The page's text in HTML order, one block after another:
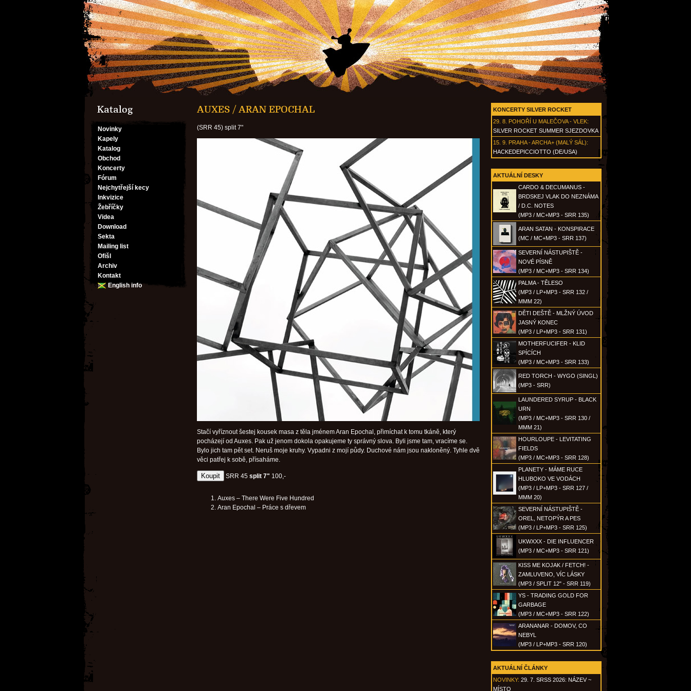
Katalog
Novinky
Kapely
Katalog
Obchod
Koncerty
Fórum
Nejchytřejší kecy
Inkvizice
Žebříčky
Videa
Download
Sekta
Mailing list
Ofišl
Archiv
Kontakt
English info
KONCERTY SILVER ROCKET
29. 8. POHOŘÍ U MALEČOVA - VLEK:
SILVER ROCKET SUMMER SJEZDOVKA
15. 9. PRAHA - ARCHA+ (MALÝ SÁL):
HACKEDEPICCIOTTO (DE/USA)
AKTUÁLNÍ DESKY
CARDO & DECUMANUS -
BRDSKEJ VLAK DO NEZNÁMA
/ D.C. NOTES
(MP3 / MC+MP3 - SRR 135)
ARAN SATAN - KONSPIRACE
(MC / MC+MP3 - SRR 137)
SEVERNÍ NÁSTUPIŠTĚ -
NOVÉ PÍSNĚ
(MP3 / MC+MP3 - SRR 134)
PALMA - TĚLESO
(MP3 / LP+MP3 - SRR 132 /
MMM 22)
DĚTI DEŠTĚ - MLŽNÝ ÚVOD
JASNÝ KONEC
(MP3 / LP+MP3 - SRR 131)
MOTHERFUCIFER - KLID
SPÍCÍCH
(MP3 / MC+MP3 - SRR 133)
RED TORCH - WYGO (SINGL)
(MP3 - SRR)
LAUNDERED SYRUP - BLACK
URN
(MP3 / MC+MP3 - SRR 130 /
MMM 21)
HOURLOUPE - LEVITATING
FIELDS
(MP3 / MC+MP3 - SRR 128)
PLANETY - MÁME RUCE
HLUBOKO VE VODÁCH
(MP3 / LP+MP3 - SRR 127 /
MMM 20)
SEVERNÍ NÁSTUPIŠTĚ -
OREL, NETOPÝR A PES
(MP3 / LP+MP3 - SRR 125)
UKWXXX - DIE INFLUENCER
(MP3 / MC+MP3 - SRR 121)
KISS ME KOJAK / FETCH! -
ZAMLUVENO, VÍC LÁSKY
(MP3 / SPLIT 12" - SRR 119)
YS - TRADING GOLD FOR
GARBAGE
(MP3 / MC+MP3 - SRR 122)
ARANANAR - DOMOV, CO
NEBYL
(MP3 / LP+MP3 - SRR 120)
AKTUÁLNÍ ČLÁNKY
NOVINKY: 29. 7. SRSS 2026: NÁZEV ~
MÍSTO
AUXES / ARAN EPOCHAL
(SRR 45) split 7"
Stačí vyříznout šestej kousek masa z těla jménem Aran Epochal, přimíchat k tomu tkáně, který
pocházejí od Auxes. Pak už jenom dokola opakujeme ty správný slova. Byli jsme tam, vracíme se.
Bylo jich tam pět set. Neruš moje kruhy. Vypadni z mojí půdy. Duchové nám jsou nakloněný. Tyhle dvě
věci patřej k sobě, přísaháme.
SRR 45 split 7" 100,-
Auxes – There Were Five Hundred
Aran Epochal – Práce s dřevem